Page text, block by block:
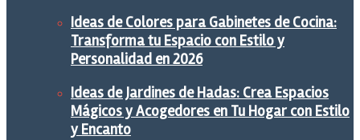
Ideas de Colores para Gabinetes de Cocina:
Transforma tu Espacio con Estilo y
Personalidad en 2026
Ideas de Jardines de Hadas: Crea Espacios
Mágicos y Acogedores en Tu Hogar con Estilo
y Encanto